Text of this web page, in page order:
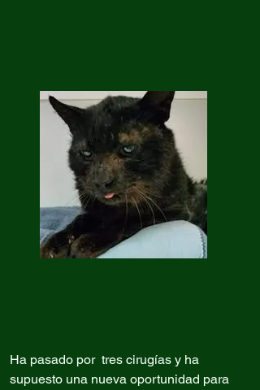
Ha pasado por tres cirugías y ha
supuesto una nueva oportunidad para